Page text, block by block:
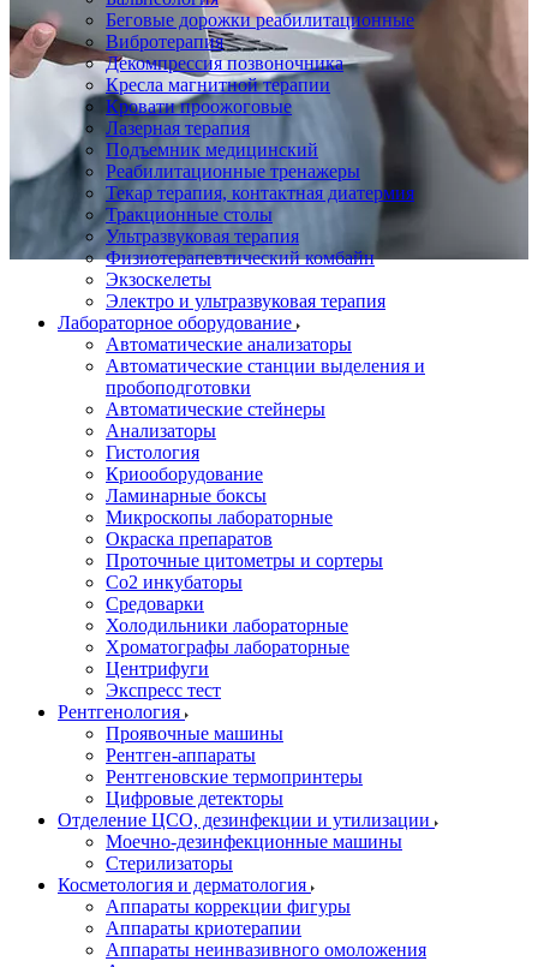
Беговые дорожки реабилитационные
Вибротерапия
Декомпрессия позвоночника
Кресла магнитной терапии
Кровати проожоговые
Лазерная терапия
Подъемник медицинский
Реабилитационные тренажеры
Текар терапия, контактная диатермия
Тракционные столы
Ультразвуковая терапия
Физиотерапевтический комбайн
Экзоскелеты
Электро и ультразвуковая терапия
Лабораторное оборудование
Автоматические анализаторы
Автоматические станции выделения и
пробоподготовки
Автоматические стейнеры
Анализаторы
Гистология
Криооборудование
Ламинарные боксы
Микроскопы лабораторные
Окраска препаратов
Проточные цитометры и сортеры
Со2 инкубаторы
Средоварки
Холодильники лабораторные
Хроматографы лабораторные
Центрифуги
Экспресс тест
Рентгенология
Проявочные машины
Рентген-аппараты
Рентгеновские термопринтеры
Цифровые детекторы
Отделение ЦСО, дезинфекции и утилизации
Моечно-дезинфекционные машины
Стерилизаторы
Косметология и дерматология
Аппараты коррекции фигуры
Аппараты криотерапии
Аппараты неинвазивного омоложения